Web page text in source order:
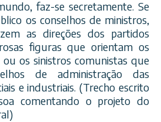
faz-se secretamente. Se
os conselhos de ministros,
as direções dos partidos
figuras que orientam os
os sinistros comunistas que
de administração das
e industriais. (Trecho escrito
comentando o projeto do